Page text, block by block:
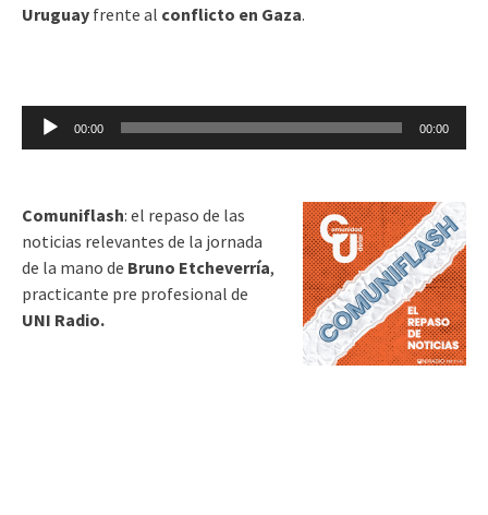
Uruguay frente al conflicto en Gaza.
Reproductor
00:00 00:00
Comuniflash: el repaso de las
noticias relevantes de la jornada
de la mano de Bruno Etcheverría,
practicante pre profesional de
UNI Radio.